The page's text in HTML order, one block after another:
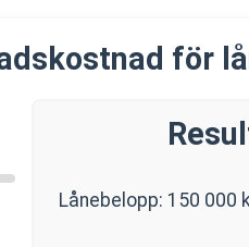
för
Lånebelopp: 150 000